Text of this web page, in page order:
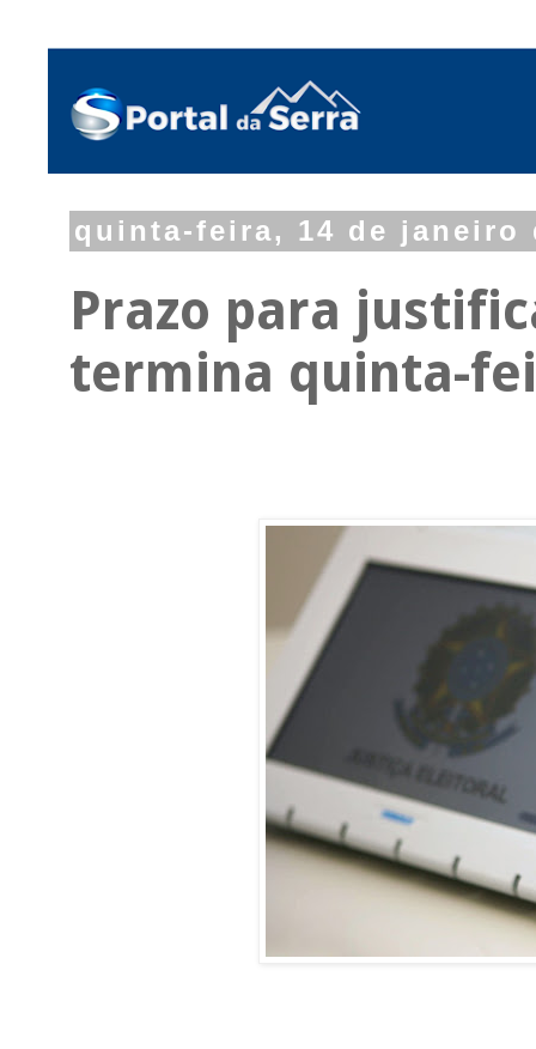
quinta-feira, 14 de janeiro
Prazo para
termina quinta-